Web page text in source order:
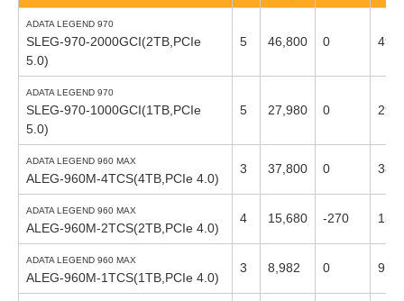
ADATA LEGEND 970
SLEG-970-2000GCI(2TB,PCIe
5.0)
5 46,800 0
ADATA LEGEND 970
SLEG-970-1000GCI(1TB,PCIe
5.0)
5 27,980 0
ADATA LEGEND 960 MAX
ALEG-960M-4TCS(4TB,PCIe 4.0)
3 37,800 0
ADATA LEGEND 960 MAX
ALEG-960M-2TCS(2TB,PCIe 4.0)
4 15,680 -270
ADATA LEGEND 960 MAX
ALEG-960M-1TCS(1TB,PCIe 4.0)
3 8,982 0